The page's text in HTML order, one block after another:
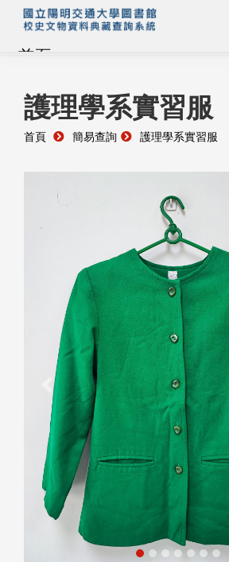
首頁
藏品查詢
校史館簡介
藏品清單全覽
資料調閱申請
管理者登入
護理學系實習服
首頁 簡易查詢 護理學系實習服
Previous